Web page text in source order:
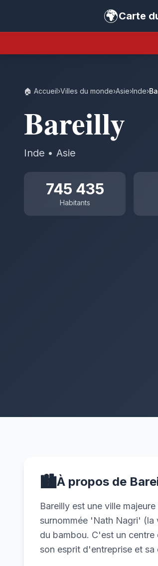
🌍Carte
🏠 Accueil›Villes du monde›Asie›Inde›
Bareilly
Inde • Asie
745 435
Habitants
🏙️À propos de
Bareilly est une ville
surnommée 'Nath Nagri'
du bambou. C'est un
son esprit d'entreprise et sa